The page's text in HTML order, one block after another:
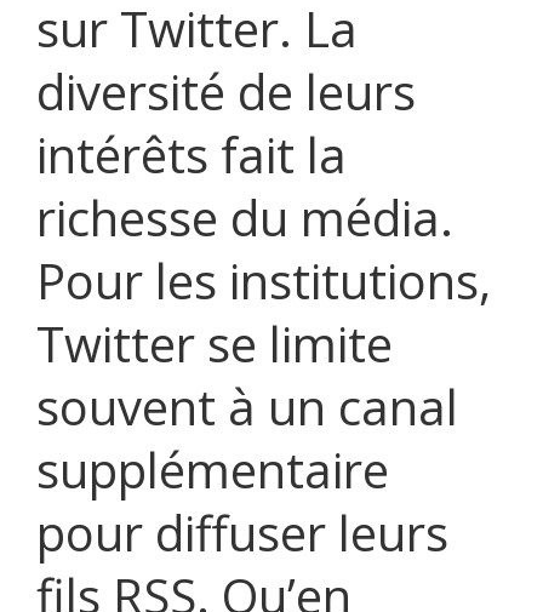
sur Twitter. La
diversité de leurs
intérêts fait la
richesse du média.
Pour les institutions,
Twitter se limite
souvent à un canal
supplémentaire
pour diffuser leurs
fils RSS. Qu’en